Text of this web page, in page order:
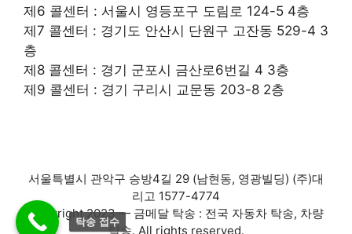
제6 콜센터 : 서울시 영등포구 도림로 124-5 4층
제7 콜센터 : 경기도 안산시 단원구 고잔동 529-4 3
층
제8 콜센터 : 경기 군포시 금산로6번길 4 3층
제9 콜센터 : 경기 구리시 교문동 203-8 2층
서울특별시 관악구 승방4길 29 (남현동, 영광빌딩) (주)대
리고 1577-4774
Copyright 2023 — 금메달 탁송 : 전국 자동차 탁송, 차량
탁송. All rights reserved.
탁송 접수